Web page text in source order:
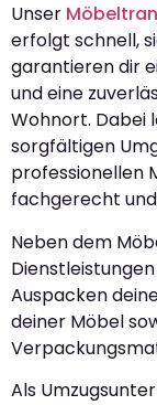
Unser
erfolgt schnell,
garantieren dir
und eine
Wohnort. Dabei
sorgfältigen
professionellen
fachgerecht
Neben dem
Auspacken
deiner Möbel
Als